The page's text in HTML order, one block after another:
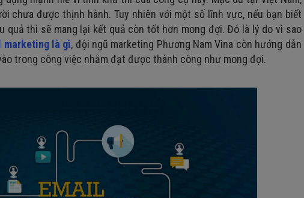
chưa được thịnh hành. Tuy nhiên với một số lĩnh vực, nếu bạn biết
quả thì sẽ mang lại kết quả còn tốt hơn mong đợi. Đó là lý do vì sao
marketing là gì, đội ngũ marketing Phương Nam Vina còn hướng dẫn
trong công việc nhằm đạt được thành công như mong đợi.